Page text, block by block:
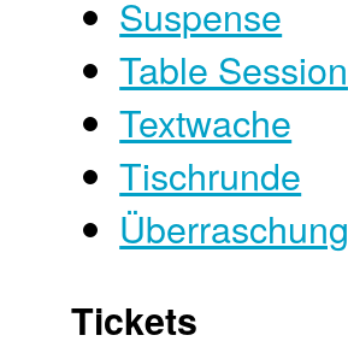
Suspense
Table Session
Textwache
Tischrunde
Überraschung
Tickets